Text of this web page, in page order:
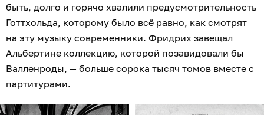
быть, долго и горячо хвалили предусмотрительность
Готтхольда, которому было всё равно, как смотрят
на эту музыку современники. Фридрих завещал
Альбертине коллекцию, которой позавидовали бы
Валленроды, — больше сорока тысяч томов вместе с
партитурами.